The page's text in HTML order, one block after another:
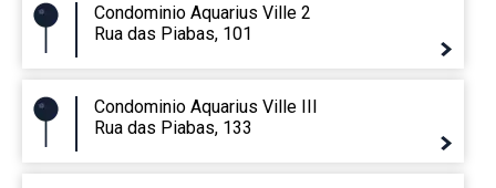
Condominio Aquarius Ville 2
Rua das Piabas, 101
Condominio Aquarius Ville III
Rua das Piabas, 133